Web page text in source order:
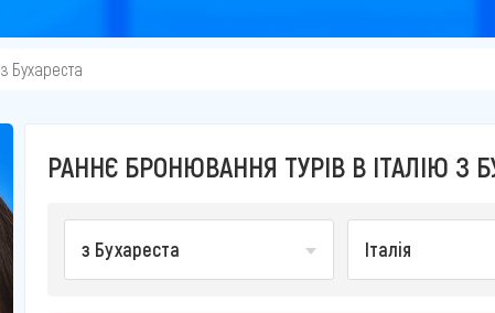
з Бухареста
РАННЄ БРОНЮВАННЯ ТУРІВ В ІТАЛІЮ З
з Бухареста Італія